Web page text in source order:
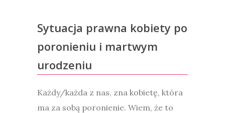
Sytuacja prawna kobiety po
poronieniu i martwym
urodzeniu
Każdy/każda z nas, zna kobietę, która
ma za sobą poronienie. Wiem, że to